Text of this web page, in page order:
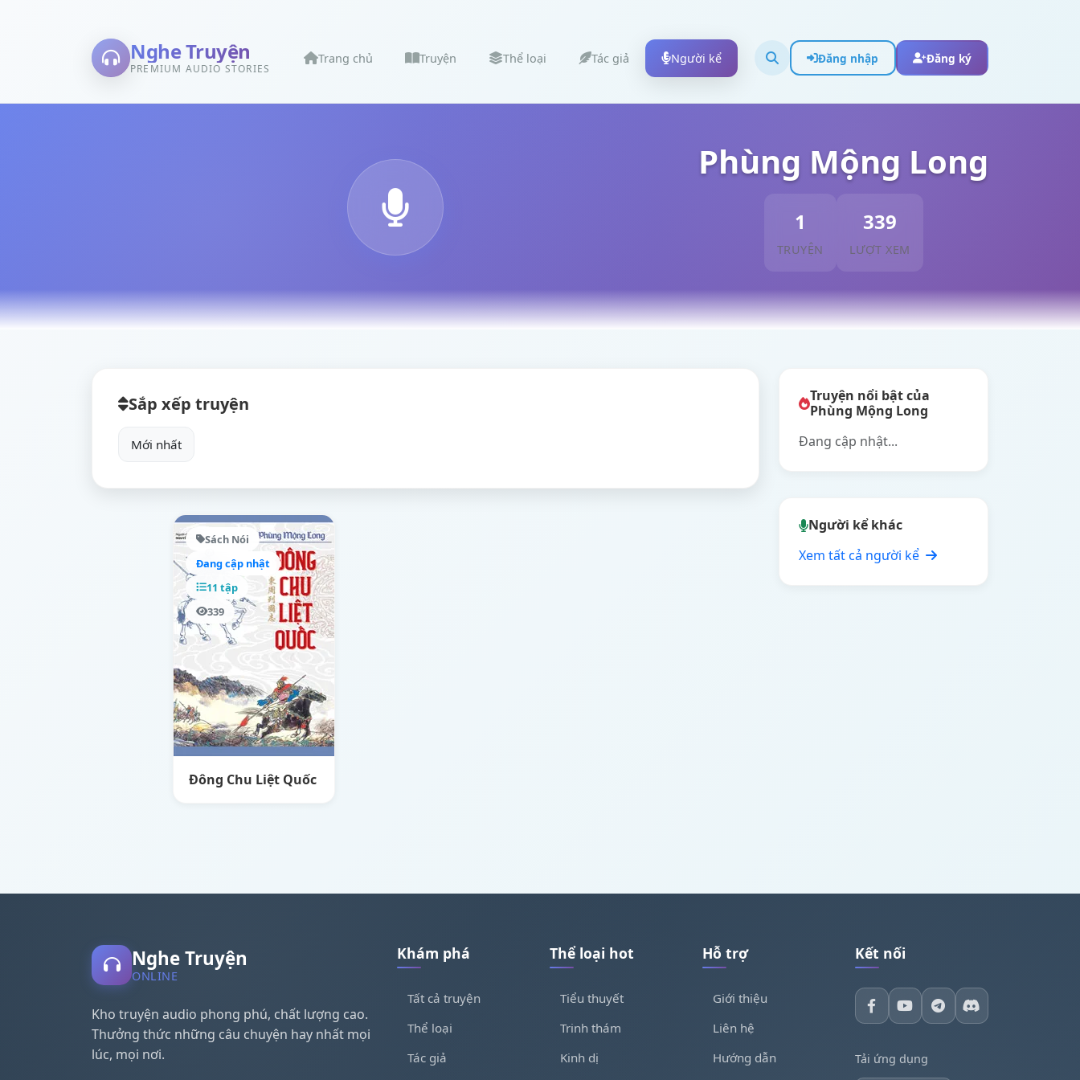
Nghe Truyện
PREMIUM AUDIO STORIES
Trang chủ Truyện Thể loại Tác giả Người kể Đăng nhập Đăng ký
Phùng Mộng Long
1
TRUYỆN
339
LƯỢT XEM
Sắp xếp truyện
Sách Nói
Đang cập nhật
11 tập
339
Đông Chu Liệt Quốc
Truyện nổi bật của
Phùng Mộng Long
Đang cập nhật...
Người kể khác
Xem tất cả người kể
Nghe Truyện
ONLINE
Kho truyện audio phong phú, chất lượng cao.
Thưởng thức những câu chuyện hay nhất mọi
lúc, mọi nơi.
Khám phá
Tất cả truyện
Thể loại
Tác giả
Thể loại hot
Tiểu thuyết
Trinh thám
Kinh dị
Hỗ trợ
Giới thiệu
Liên hệ
Hướng dẫn
Kết nối
Tải ứng dụng